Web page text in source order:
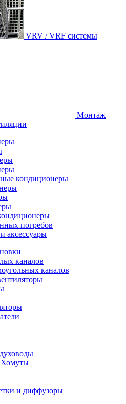
VRV / VRF системы
Монтаж
кондиционеры
погребов
аксессуары
каналов
каналов
и диффузоры